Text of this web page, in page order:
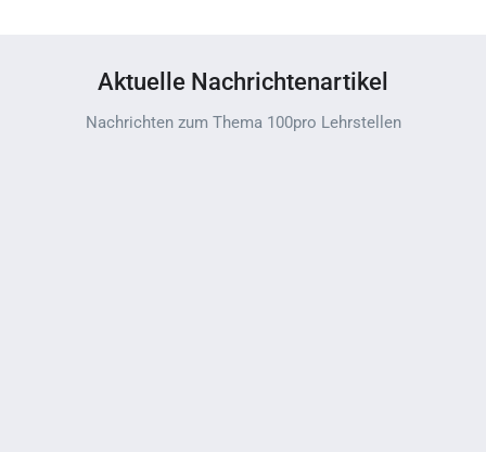
Aktuelle Nachrichtenartikel
Nachrichten zum Thema 100pro Lehrstellen